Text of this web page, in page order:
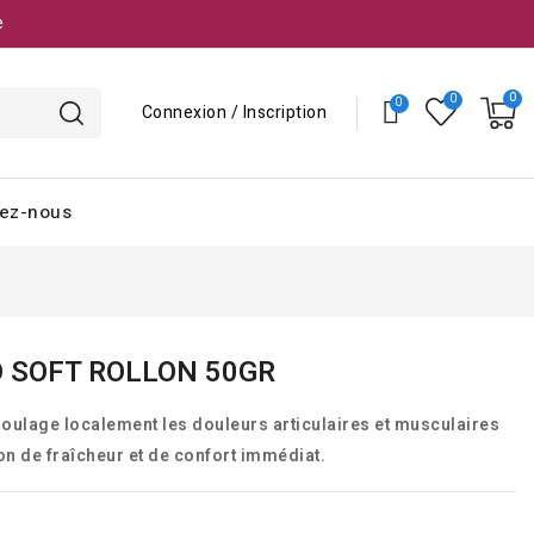
Connexion / Inscription
nous
ROLLON 50GR
localement les douleurs articulaires et musculaires
de fraîcheur et de confort immédiat.